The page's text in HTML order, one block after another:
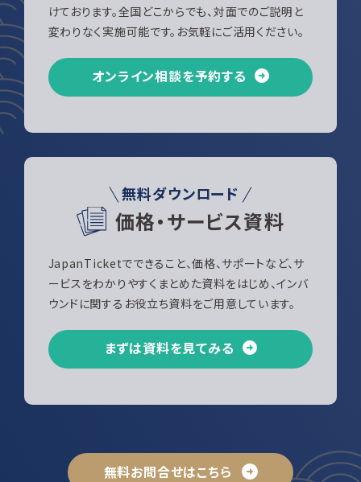
けております。全国どこからでも、対面でのご説明と
変わりなく実施可能です。お気軽にご活用ください。
オンライン相談を予約する
無料ダウンロード
価格・サービス資料
JapanTicketでできること、価格、サポートなど、サ
ービスをわかりやすくまとめた資料をはじめ、インバ
ウンドに関するお役立ち資料をご用意しています。
まずは資料を見てみる
無料お問合せはこちら